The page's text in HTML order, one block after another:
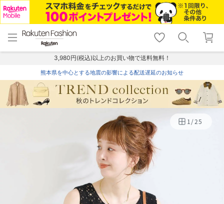
menu home
トップ
shopping_cart lock_outline
ログイン
3,980円(税込)以上のお買い物で送料無料！
熊本県を中心とする地震の影響による配送遅延のお知らせ
1/25